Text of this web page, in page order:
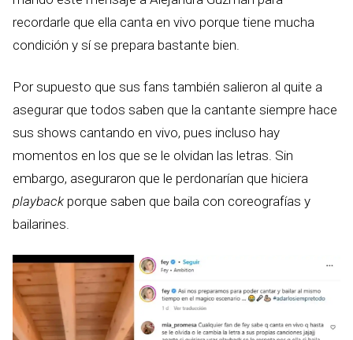
recordarle que ella canta en vivo porque tiene mucha
condición y sí se prepara bastante bien.
Por supuesto que sus fans también salieron al quite a
asegurar que todos saben que la cantante siempre hace
sus shows cantando en vivo, pues incluso hay
momentos en los que se le olvidan las letras. Sin
embargo, aseguraron que le perdonarían que hiciera
playback porque saben que baila con coreografías y
bailarines.